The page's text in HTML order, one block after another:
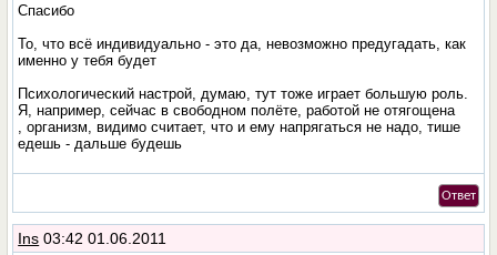
Спасибо
То, что всё индивидуально - это да, невозможно предугадать, как
именно у тебя будет
Психологический настрой, думаю, тут тоже играет большую роль.
Я, например, сейчас в свободном полёте, работой не отягощена
, организм, видимо считает, что и ему напрягаться не надо, тише
едешь - дальше будешь
Ответ
Ins 03:42 01.06.2011